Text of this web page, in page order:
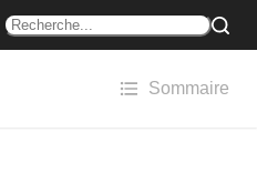
Sommaire